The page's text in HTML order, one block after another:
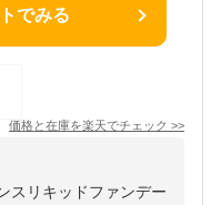
でみる
価格と在庫を楽天でチェック >>
スリキッドファンデー